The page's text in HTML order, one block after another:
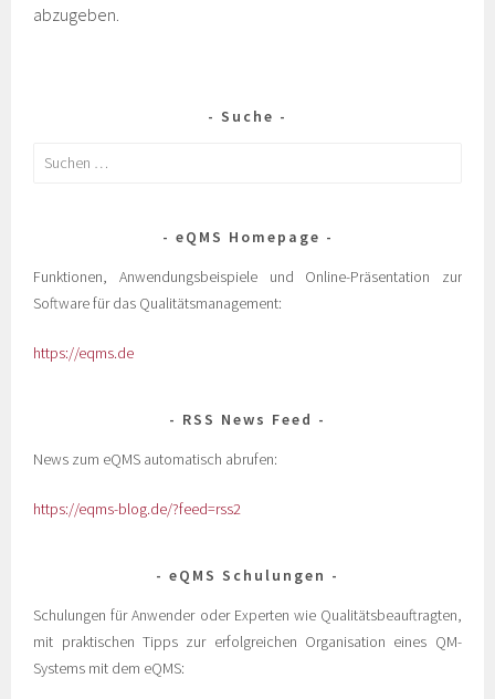
abzugeben.
Suche
eQMS Homepage
Funktionen, Anwendungsbeispiele und Online-Präsentation zur
Software für das Qualitätsmanagement:
https://eqms.de
RSS News Feed
News zum eQMS automatisch abrufen:
https://eqms-blog.de/?feed=rss2
eQMS Schulungen
Schulungen für Anwender oder Experten wie Qualitätsbeauftragten,
mit praktischen Tipps zur erfolgreichen Organisation eines QM-
Systems mit dem eQMS: